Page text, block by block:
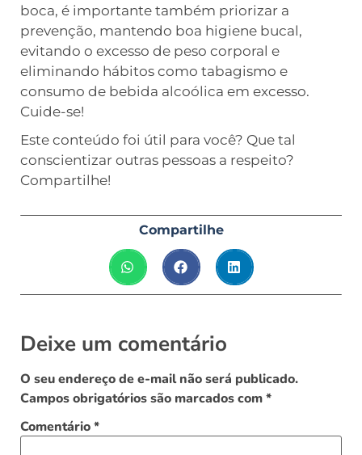
boca, é importante também priorizar a
prevenção, mantendo boa higiene bucal,
evitando o excesso de peso corporal e
eliminando hábitos como tabagismo e
consumo de bebida alcoólica em excesso.
Cuide-se!
Este conteúdo foi útil para você? Que tal
conscientizar outras pessoas a respeito?
Compartilhe!
Compartilhe
Deixe um comentário
O seu endereço de e-mail não será publicado.
Campos obrigatórios são marcados com*
Comentário*